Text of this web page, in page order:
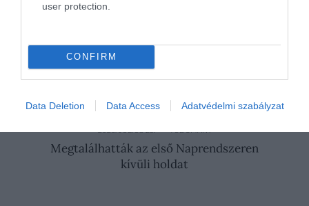
user protection.
CONFIRM
Data Deletion Data Access Adatvédelmi szabályzat
FEKETE
Öleléssel és puszival előzik meg a balhét a
csimpánzok
2026. JÚLIUS 25. ● TUDOMÁNY
Megtalálhatták az első Naprendszeren
kívüli holdat